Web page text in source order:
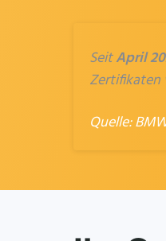
SeitApril
Zertifikaten
Quelle: